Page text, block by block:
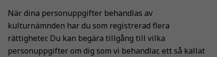
När dina personuppgifter behandlas av
kulturnämnden har du som registrerad flera
rättigheter. Du kan begära tillgång till vilka
personuppgifter om dig som vi behandlar, ett så kallat